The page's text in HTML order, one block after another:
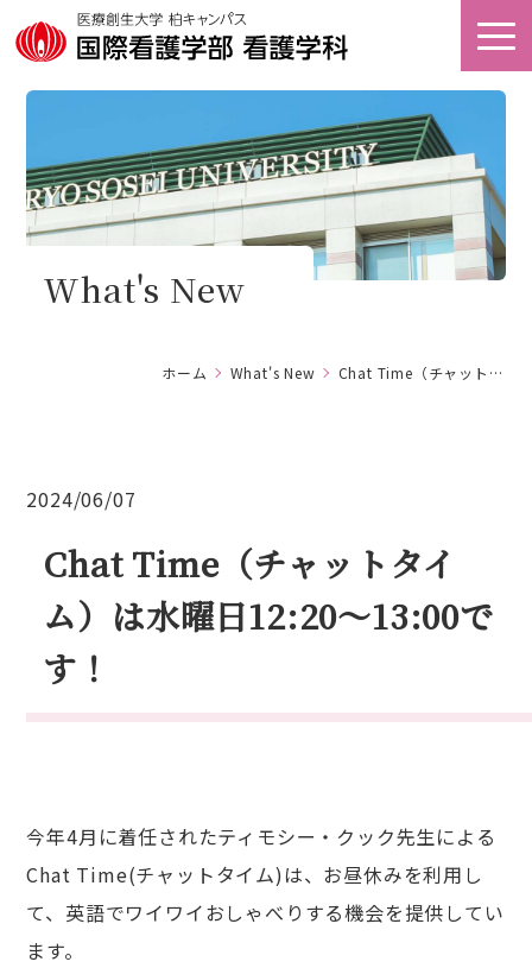
アクセス
資料請求
看護キャリア
教育研究センター
ホーム
入試情報
What's New
ホーム What's New Chat Time（チャットタイム）は水曜日12:20～13:00です！
2024/06/07
Chat Time（チャットタイ
ム）は水曜日12:20～13:00で
す！
今年4月に着任されたティモシー・クック先生による
Chat Time(チャットタイム)は、お昼休みを利用し
て、英語でワイワイおしゃべりする機会を提供してい
ます。